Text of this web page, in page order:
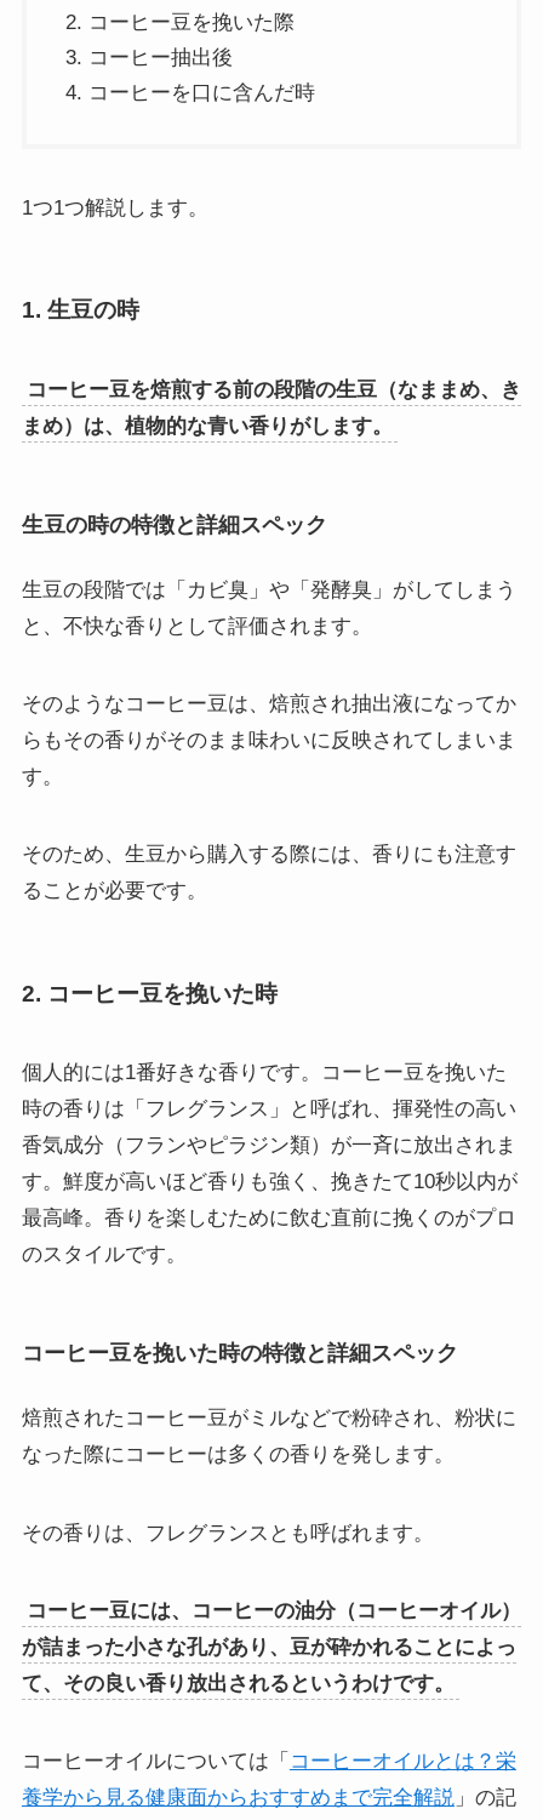
コーヒー豆を挽いた際
コーヒー抽出後
コーヒーを口に含んだ時
1つ1つ解説します。
1. 生豆の時
コーヒー豆を焙煎する前の段階の生豆（なままめ、き
まめ）は、植物的な青い香りがします。
生豆の時の特徴と詳細スペック
生豆の段階では「カビ臭」や「発酵臭」がしてしまう
と、不快な香りとして評価されます。
そのようなコーヒー豆は、焙煎され抽出液になってか
らもその香りがそのまま味わいに反映されてしまいま
す。
そのため、生豆から購入する際には、香りにも注意す
ることが必要です。
2. コーヒー豆を挽いた時
個人的には1番好きな香りです。コーヒー豆を挽いた
時の香りは「フレグランス」と呼ばれ、揮発性の高い
香気成分（フランやピラジン類）が一斉に放出されま
す。鮮度が高いほど香りも強く、挽きたて10秒以内が
最高峰。香りを楽しむために飲む直前に挽くのがプロ
のスタイルです。
コーヒー豆を挽いた時の特徴と詳細スペック
焙煎されたコーヒー豆がミルなどで粉砕され、粉状に
なった際にコーヒーは多くの香りを発します。
その香りは、フレグランスとも呼ばれます。
コーヒー豆には、コーヒーの油分（コーヒーオイル）
が詰まった小さな孔があり、豆が砕かれることによっ
て、その良い香り放出されるというわけです。
コーヒーオイルについては「 コーヒーオイルとは？栄
養学から見る健康面からおすすめまで完全解説 」の記